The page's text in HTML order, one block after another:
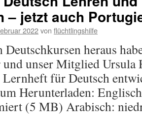
– jetzt auch
2022von flüchtlingshilfe
Deutschkursen heraus
und unser Mitglied
für Deutsch
Herunterladen:
(5 MB) Arabisch: